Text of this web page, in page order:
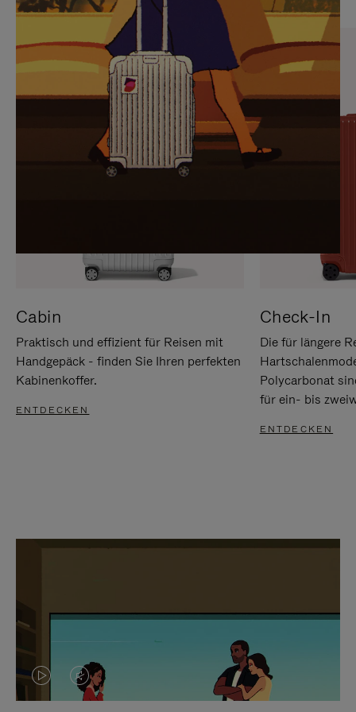
SIE,
UM
ANZUHALTEN
AUFHEBEN
DER
STUMMSCHALTUNG
Cabin
Praktisch und effizient für Reisen mit
Handgepäck - finden Sie Ihren perfekten
Kabinenkoffer.
ENTDECKEN
Check-In
Die für längere
Polycarbonat
für ein- bis
ENTDECKEN
DASVIDEO